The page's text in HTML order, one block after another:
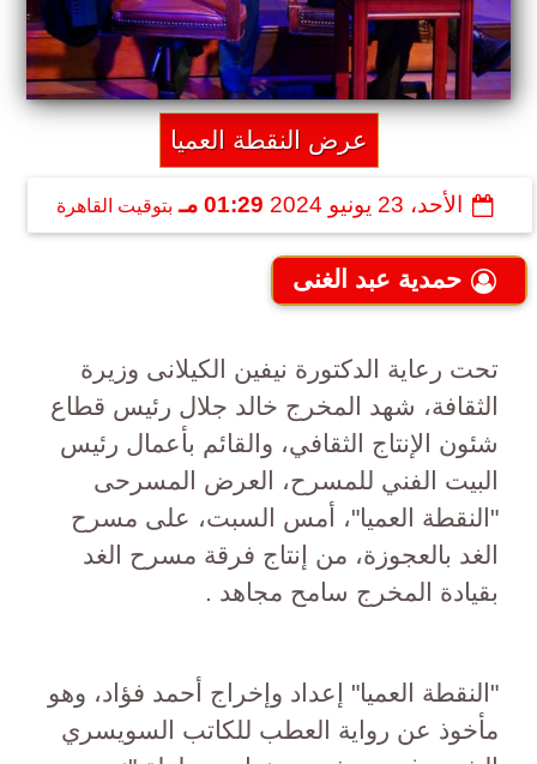
عرض النقطة العميا
الأحد، 23 يونيو 2024 01:29 مـ بتوقيت القاهرة
حمدية عبد الغنى
تحت رعاية الدكتورة نيفين الكيلانى وزيرة
الثقافة، شهد المخرج خالد جلال رئيس قطاع
شئون الإنتاج الثقافي، والقائم بأعمال رئيس
البيت الفني للمسرح، العرض المسرحى
"النقطة العميا"، أمس السبت، على مسرح
الغد بالعجوزة، من إنتاج فرقة مسرح الغد
بقيادة المخرج سامح مجاهد .
"النقطة العميا" إعداد وإخراج أحمد فؤاد، وهو
مأخوذ عن رواية العطب للكاتب السويسري